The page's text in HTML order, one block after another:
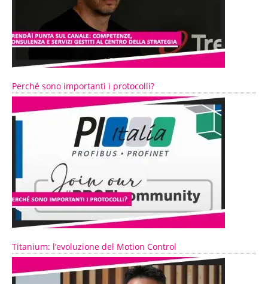
Perché sono importanti i protocolli?
Titanium: l’evoluzione del Motion Control